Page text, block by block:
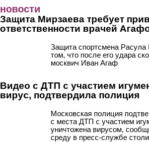
новости
Защита Мирзаева требует
ответственности врачей
Защита спортсмена Расула
том, что после его удара
москвич Иван Агаф
Видео с ДТП с участием
вирус, подтвердила полиция
Московская полиция
с места ДТП с участием
уничтожена вирусом,
среду в пресс-службе